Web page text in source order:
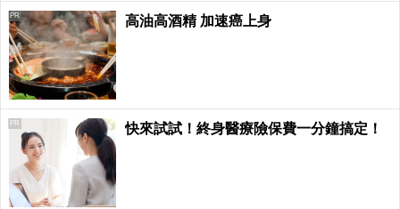
高油高酒精 加速癌上身
PR
快來試試！終身醫療險保費一分鐘搞定！
PR